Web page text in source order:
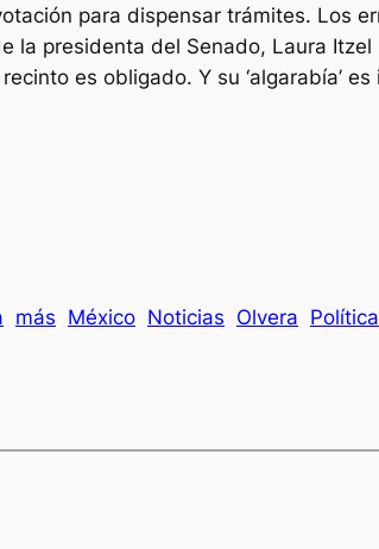
para dispensar trámites. Los
la presidenta del Senado, Laura
es obligado. Y su ‘algarabía’
más México Noticias Olvera Política